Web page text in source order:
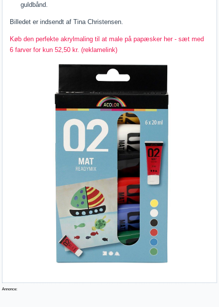
guldbånd.
Billedet er indsendt af Tina Christensen.
Køb den perfekte akrylmaling til at male på papæsker her - sæt med
6 farver for kun 52,50 kr. (reklamelink)
Annonce: